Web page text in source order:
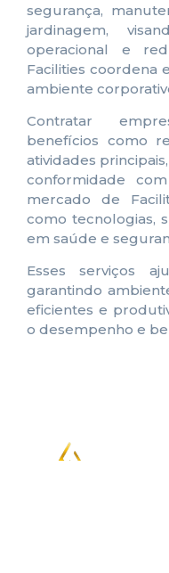
segurança,
jardinagem,
operacional e
Facilities coordena
ambiente
Contratar
benefícios como
atividades
conformidade
mercado de
como tecnologias,
em saúde e
Esses serviços
garantindo
eficientes e
o desempenho e